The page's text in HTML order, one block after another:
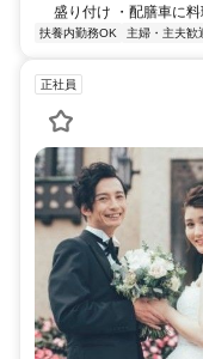
盛り付け ・配膳車に
扶養内勤務OK 主婦・主夫歓
正社員